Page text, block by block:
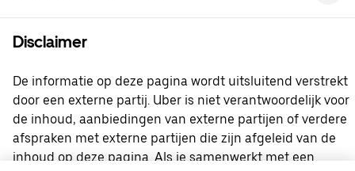
Disclaimer
De informatie op deze pagina wordt uitsluitend verstrekt
door een externe partij. Uber is niet verantwoordelijk voor
de inhoud, aanbiedingen van externe partijen of verdere
afspraken met externe partijen die zijn afgeleid van de
inhoud op deze pagina. Als je samenwerkt met een